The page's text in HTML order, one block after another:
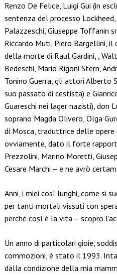
Renzo De Felice, Luigi Gui (in
sentenza del processo
Palazzeschi, Giuseppe Toffanin
Riccardo Muti, Piero Bargellini, il
della morte di Raul Gardini, ,
Bedeschi, Mario Rigoni Stern,
Tonino Guerra, gli attori Alberto
suo passato di cestista) e
Guareschi nei lager nazisti), don
soprano Magda Olivero, Olga
di Mosca, traduttrice delle opere
ovviamente, dato il forte
Prezzolini, Marino Moretti,
Cesare Marchi – e ne avrò
Anni, i miei così lunghi, come si
per tanti mortali vissuti con
perché così è la vita – scopro
Un anno di particolari gioie,
commozioni, è stato il 1993.
dalla condizione della mia